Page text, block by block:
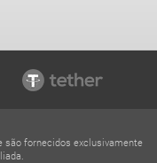
são fornecidos exclusivamente